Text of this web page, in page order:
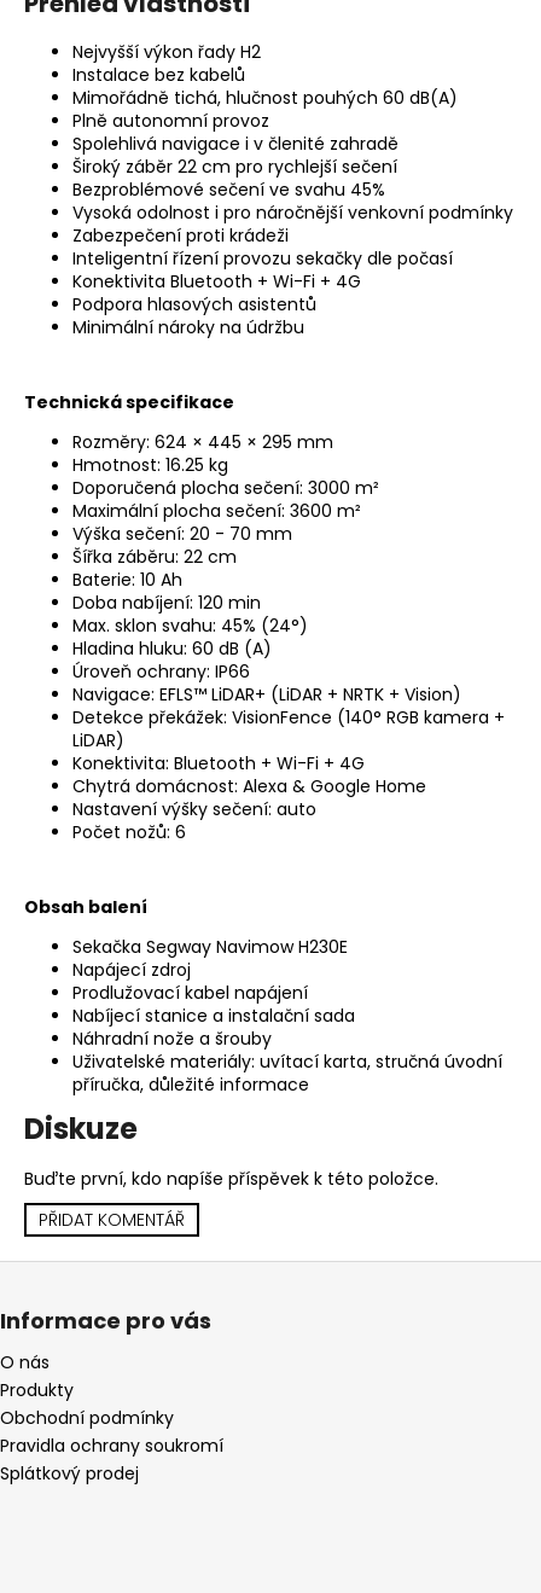
Nejvyšší výkon řady H2
Instalace bez kabelů
Mimořádně tichá, hlučnost pouhých 60 dB(A)
Plně autonomní provoz
Spolehlivá navigace i v členité zahradě
Široký záběr 22 cm pro rychlejší sečení
Bezproblémové sečení ve svahu 45%
Vysoká odolnost i pro náročnější venkovní podmínky
Zabezpečení proti krádeži
Inteligentní řízení provozu sekačky dle počasí
Konektivita Bluetooth + Wi-Fi + 4G
Podpora hlasových asistentů
Minimální nároky na údržbu
Technická specifikace
Rozměry: 624 × 445 × 295 mm
Hmotnost: 16.25 kg
Doporučená plocha sečení: 3000 m²
Maximální plocha sečení: 3600 m²
Výška sečení: 20 - 70 mm
Šířka záběru: 22 cm
Baterie: 10 Ah
Doba nabíjení: 120 min
Max. sklon svahu: 45% (24°)
Hladina hluku: 60 dB (A)
Úroveň ochrany: IP66
Navigace: EFLS™ LiDAR+ (LiDAR + NRTK + Vision)
Detekce překážek: VisionFence (140° RGB kamera +
LiDAR)
Konektivita: Bluetooth + Wi-Fi + 4G
Chytrá domácnost: Alexa & Google Home
Nastavení výšky sečení: auto
Počet nožů: 6
Obsah balení
Sekačka Segway Navimow H230E
Napájecí zdroj
Prodlužovací kabel napájení
Nabíjecí stanice a instalační sada
Náhradní nože a šrouby
Uživatelské materiály: uvítací karta, stručná úvodní
příručka, důležité informace
Diskuze
Buďte první, kdo napíše příspěvek k této položce.
PŘIDAT KOMENTÁŘ
á
p
a
t
í
Informace pro vás
O nás
Produkty
Obchodní podmínky
Pravidla ochrany soukromí
Splátkový prodej